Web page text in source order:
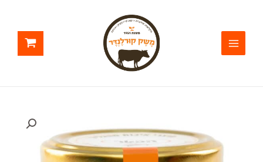
פסיפלורה